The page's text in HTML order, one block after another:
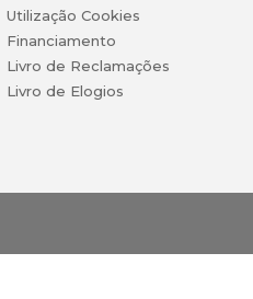
Utilização Cookies
Financiamento
Livro de Reclamações
Livro de Elogios